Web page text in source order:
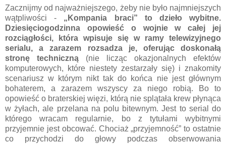
Zacznijmy od najważniejszego, żeby nie było najmniejszych
wątpliwości - „Kompania braci” to dzieło wybitne.
Dziesięciogodzinna opowieść o wojnie w całej jej
rozciągłości, która wpisuje się w ramy telewizyjnego
serialu, a zarazem rozsadza je, oferując doskonałą
stronę techniczną (nie licząc okazjonalnych efektów
komputerowych, które niestety zestarzały się) i znakomity
scenariusz w którym nikt tak do końca nie jest głównym
bohaterem, a zarazem wszyscy za niego robią. Bo to
opowieść o braterskiej więzi, którą nie splątała krew płynąca
w żyłach, ale przelana na polu bitewnym. Jest to serial do
którego wracam regularnie, bo z tytułami wybitnymi
przyjemnie jest obcować. Chociaż „przyjemność” to ostatnie
co przychodzi do głowy podczas obserwowania